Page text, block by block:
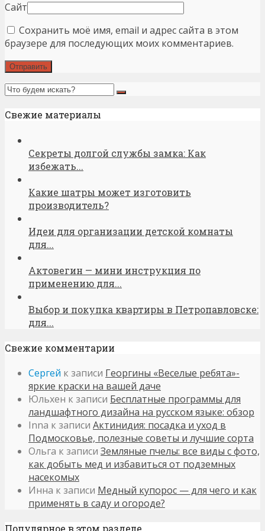
Сайт
Сохранить моё имя, email и адрес сайта в этом
браузере для последующих моих комментариев.
Свежие материалы
Секреты долгой службы замка: Как
избежать...
Какие шатры может изготовить
производитель?
Идеи для организации детской комнаты
для...
Актовегин — мини инструкция по
применению для...
Выбор и покупка квартиры в Петропавловске:
для...
Свежие комментарии
Сергей к записи Георгины «Веселые ребята»-
яркие краски на вашей даче
Юльхен к записи Бесплатные программы для
ландшафтного дизайна на русском языке: обзор
Inna к записи Актинидия: посадка и уход в
Подмосковье, полезные советы и лучшие сорта
Ольга к записи Земляные пчелы: все виды с фото,
как добыть мед и избавиться от подземных
насекомых
Инна к записи Медный купорос — для чего и как
применять в саду и огороде?